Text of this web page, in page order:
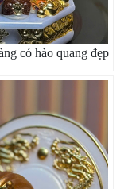
có hào quang đẹp